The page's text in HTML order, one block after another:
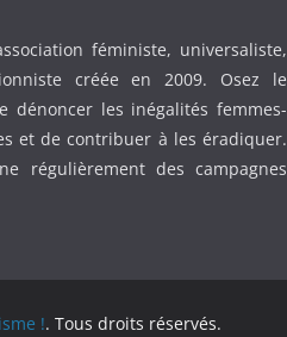
féministe, universaliste,
créée en 2009. Osez le
les inégalités femmes-
et de contribuer à les éradiquer.
régulièrement des campagnes
!. Tous droits réservés.